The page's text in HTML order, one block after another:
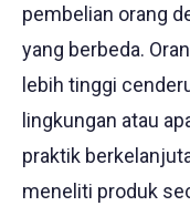
pembelian orang
yang berbeda.
lebih tinggi
lingkungan atau
praktik
meneliti produk